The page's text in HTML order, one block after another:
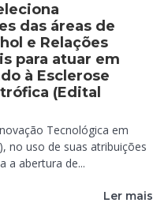
das áreas de
e Relações
para atuar em
à Esclerose
(Edital
Tecnológica em
no uso de suas atribuições
a abertura de...
Ler mais